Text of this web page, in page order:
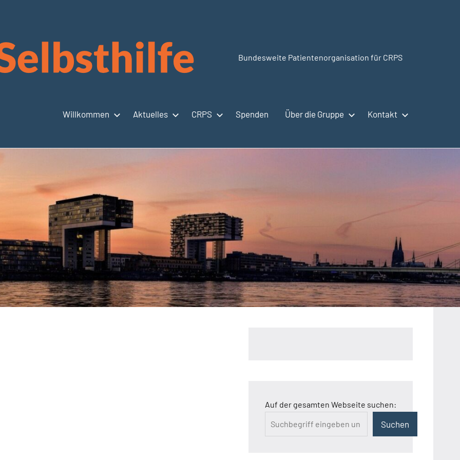
CRPSSelbsthilfe.org
Bundesweite Patientenorganisation für CRPS
Willkommen Aktuelles CRPS Spenden Über die Gruppe Kontakt
Auf der gesamten Webseite suchen:
Suchen